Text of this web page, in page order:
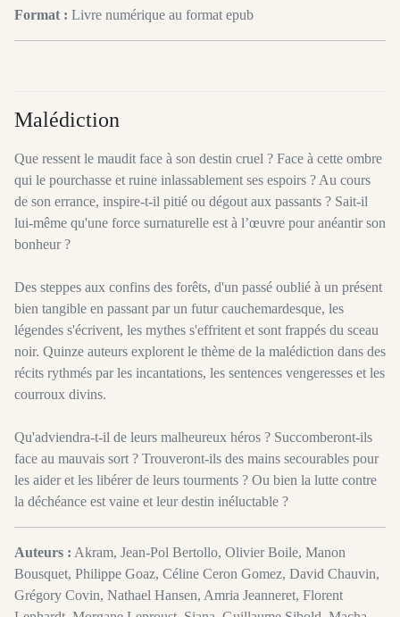
Format : Livre numérique au format epub
Malédiction
Que ressent le maudit face à son destin cruel ? Face à cette ombre
qui le pourchasse et ruine inlassablement ses espoirs ? Au cours
de son errance, inspire-t-il pitié ou dégout aux passants ? Sait-il
lui-même qu'une force surnaturelle est à l’œuvre pour anéantir son
bonheur ?
Des steppes aux confins des forêts, d'un passé oublié à un présent
bien tangible en passant par un futur cauchemardesque, les
légendes s'écrivent, les mythes s'effritent et sont frappés du sceau
noir. Quinze auteurs explorent le thème de la malédiction dans des
récits rythmés par les incantations, les sentences vengeresses et les
courroux divins.
Qu'adviendra-t-il de leurs malheureux héros ? Succomberont-ils
face au mauvais sort ? Trouveront-ils des mains secourables pour
les aider et les libérer de leurs tourments ? Ou bien la lutte contre
la déchéance est vaine et leur destin inéluctable ?
Auteurs : Akram, Jean-Pol Bertollo, Olivier Boile, Manon
Bousquet, Philippe Goaz, Céline Ceron Gomez, David Chauvin,
Grégory Covin, Nathael Hansen, Amria Jeanneret, Florent